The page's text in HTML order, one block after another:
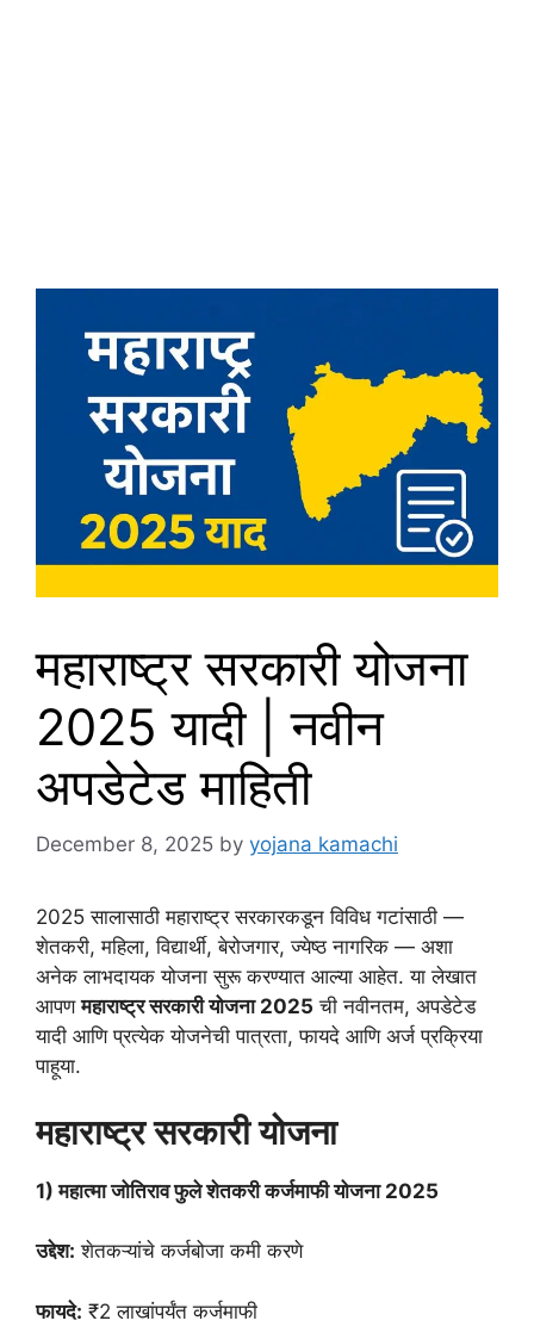
महाराष्ट्र सरकारी योजना
2025 यादी | नवीन
अपडेटेड माहिती
December 8, 2025 by yojana kamachi
2025 सालासाठी महाराष्ट्र सरकारकडून विविध गटांसाठी —
शेतकरी, महिला, विद्यार्थी, बेरोजगार, ज्येष्ठ नागरिक — अशा
अनेक लाभदायक योजना सुरू करण्यात आल्या आहेत. या लेखात
आपणमहाराष्ट्र सरकारी योजना 2025 ची नवीनतम, अपडेटेड
यादी आणि प्रत्येक योजनेची पात्रता, फायदे आणि अर्ज प्रक्रिया
पाहूया.
महाराष्ट्र सरकारी योजना
1) महात्मा जोतिराव फुले शेतकरी कर्जमाफी योजना 2025
उद्देश: शेतकऱ्यांचे कर्जबोजा कमी करणे
फायदे: ₹2 लाखांपर्यंत कर्जमाफी